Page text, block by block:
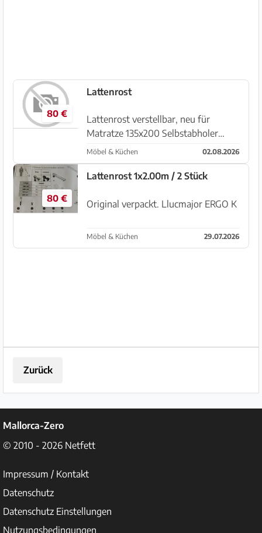
80 €
Lattenrost
Lattenrost verstellbar, neu für
Matratze 135x200 Selbstabholer
07560 Sa Coma
Möbel & Küchen 02.08.2026
80 €
Lattenrost 1x2.00m / 2 Stück
Original verpackt. Llucmajor ERGO K
Möbel & Küchen 29.07.2026
Zurück
Mallorca-Zero
© 2010 - 2026 Netfett
Impressum / Kontakt
Datenschutz
Datenschutz Einstellungen
Nutzungsbedingungen